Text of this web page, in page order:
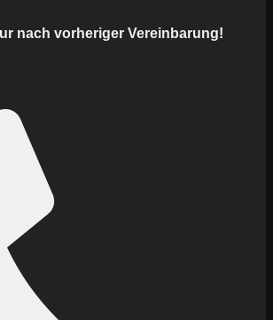
nach vorheriger Vereinbarung!